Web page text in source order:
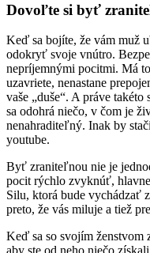
Dovoľte si byť
Keď sa bojíte, že vám muž
odokryť svoje vnútro.
nepríjemnými pocitmi. Má
uzavriete, nenastane
vaše „duše“. A práve
sa odohrá niečo, v čom je
nenahraditeľný. Inak by
youtube.
Byť zraniteľnou nie je
pocit rýchlo zvyknúť,
Silu, ktorá bude vychádzať
preto, že vás miluje a tiež
Keď sa so svojím ženstvom